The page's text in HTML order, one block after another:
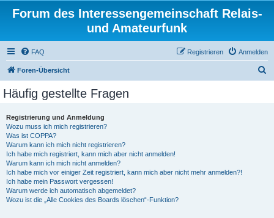
Forum des Interessengemeinschaft Relais-
und Amateurfunk
FAQ Anmelden
Registrieren
Foren-Übersicht
Häufig gestellte Fragen
Registrierung und Anmeldung
Wozu muss ich mich registrieren?
Was ist COPPA?
Warum kann ich mich nicht registrieren?
Ich habe mich registriert, kann mich aber nicht anmelden!
Warum kann ich mich nicht anmelden?
Ich habe mich vor einiger Zeit registriert, kann mich aber nicht mehr anmelden?!
Ich habe mein Passwort vergessen!
Warum werde ich automatisch abgemeldet?
Wozu ist die „Alle Cookies des Boards löschen“-Funktion?